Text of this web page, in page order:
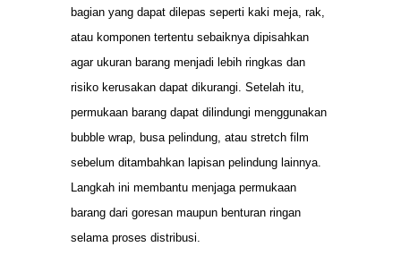
bagian yang dapat dilepas seperti kaki meja, rak,
atau komponen tertentu sebaiknya dipisahkan
agar ukuran barang menjadi lebih ringkas dan
risiko kerusakan dapat dikurangi. Setelah itu,
permukaan barang dapat dilindungi menggunakan
bubble wrap, busa pelindung, atau stretch film
sebelum ditambahkan lapisan pelindung lainnya.
Langkah ini membantu menjaga permukaan
barang dari goresan maupun benturan ringan
selama proses distribusi.